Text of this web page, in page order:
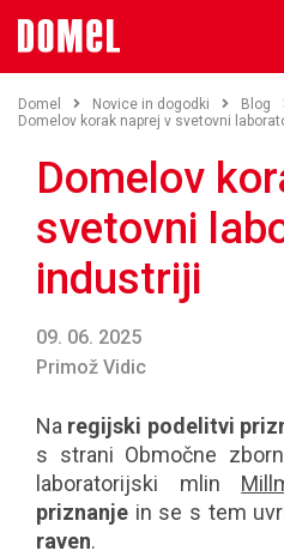
Domel Novice in dogodki
Blog
Domelov korak naprej v svetovni
Domelov
svetovni
industriji
09. 06. 2025
Primož Vidic
Na regijski podelitvi
s strani Območne
laboratorijski mlin
priznanje in se s tem
raven.